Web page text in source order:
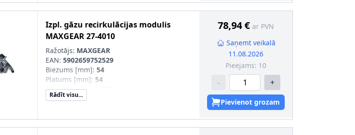
Izpl. gāzu recirkulācijas modulis
MAXGEAR27-4010
Ražotājs: MAXGEAR
EAN: 5902659752529
Biezums [mm]: 54
Platums [mm]: 54
Augstums [mm]
Ekspluatācijas režīms
recirkulācijas vārstu
Rādīt visu...
78,94 € ar PVN
Saņemt veikalā
11.08.2026
Pieejams: 10
- +
Pievienot grozam